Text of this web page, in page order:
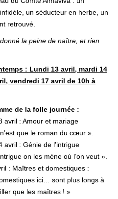
un séducteur en herbe, un
retrouvé.
la peine de naître, et rien
: Lundi 13 avril, mardi 14
vendredi 17 avril de 10h à
de la folle journée :
avril : Amour et mariage
que le roman du cœur ».
avril : Génie de l’intrigue
on les mène où l’on veut ».
: Maîtres et domestiques :
ici… sont plus longs à
que les maîtres ! »